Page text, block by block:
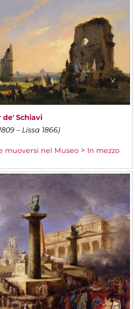
de' Schiavi
– Lissa 1866)
muoversi nel Museo
In mezzo